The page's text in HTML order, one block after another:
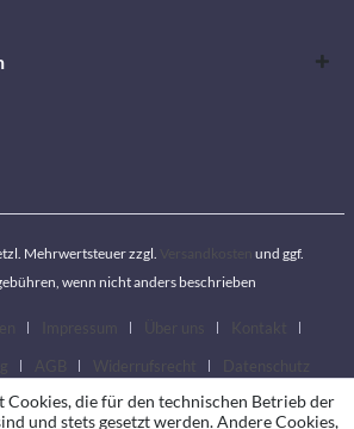
Mehrwertsteuer zzgl.
und ggf.
wenn nicht anders beschrieben
Cookies, die für den technischen Betrieb der
und stets gesetzt werden. Andere Cookies,